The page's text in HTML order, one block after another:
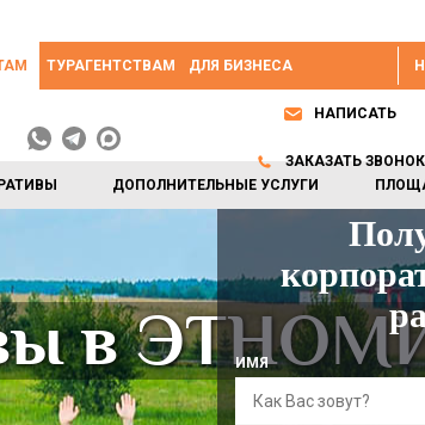
ТУРАГЕНТСТВАМ ДЛЯ БИЗНЕСА
ДОПОЛНИТЕЛЬНЫЕ УСЛУГИ
НАПИСАТЬ
ЗАКАЗАТЬ ЗВОНОК
в ИМЯ